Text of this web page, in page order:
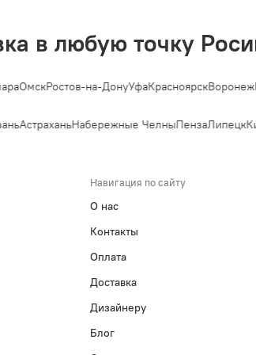
в любую точку
ОмскРостов-на-ДонуУфаКрасноярскВоронеж
АстраханьНабережные ЧелныПензаЛипецк
Навигация по сайту
О нас
Контакты
Оплата
Доставка
Дизайнеру
Блог